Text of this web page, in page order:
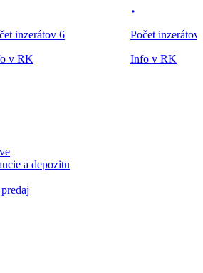
inzerátov 6
v RK
Počet inzerátov
Info v RK
a depozitu